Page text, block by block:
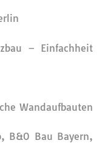
– Einfachheit
Wandaufbauten
B&O Bau Bayern,